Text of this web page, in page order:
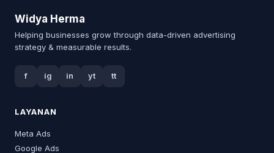
Widya Herma
Helping businesses grow through data-driven advertising
strategy & measurable results.
f ig in yt tt
LAYANAN
Meta Ads
Google Ads